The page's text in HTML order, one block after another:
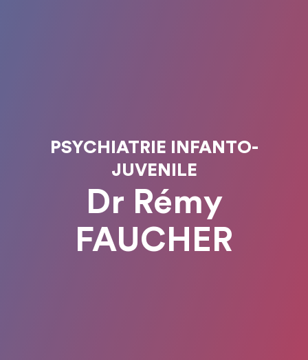
PSYCHIATRIE INFANTO-
JUVENILE
Dr Rémy
FAUCHER